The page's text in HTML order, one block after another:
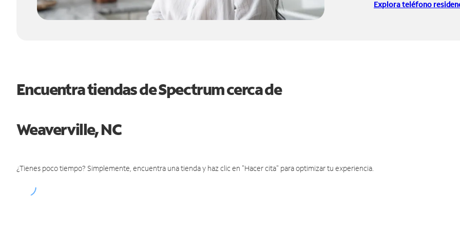
Explora teléfono
Encuentra tiendas de Spectrum cerca de
Weaverville, NC
¿Tienes poco tiempo? Simplemente, encuentra una tienda y haz clic en "Hacer cita" para optimizar tu experiencia.